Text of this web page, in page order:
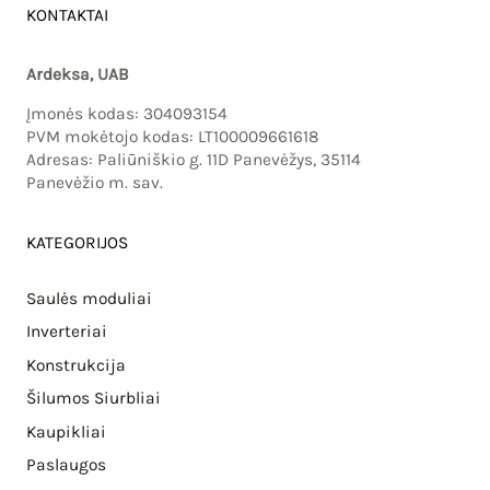
KONTAKTAI
Ardeksa, UAB
Įmonės kodas: 304093154
PVM mokėtojo kodas: LT100009661618
Adresas: Paliūniškio g. 11D Panevėžys, 35114
Panevėžio m. sav.
KATEGORIJOS
Saulės moduliai
Inverteriai
Konstrukcija
Šilumos Siurbliai
Kaupikliai
Paslaugos